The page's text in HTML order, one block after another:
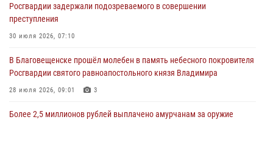
Росгвардии задержали подозреваемого в совершении
преступления
30 июля 2026, 07:10
В Благовещенске прошёл молебен в память небесного покровителя
Росгвардии святого равноапостольного князя Владимира
28 июля 2026, 09:01 3
Более 2,5 миллионов рублей выплачено амурчанам за оружие